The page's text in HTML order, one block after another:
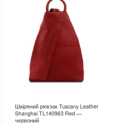
Шкіряний рюкзак Tuscany Leather
Shanghai TL140963 Red —
червоний